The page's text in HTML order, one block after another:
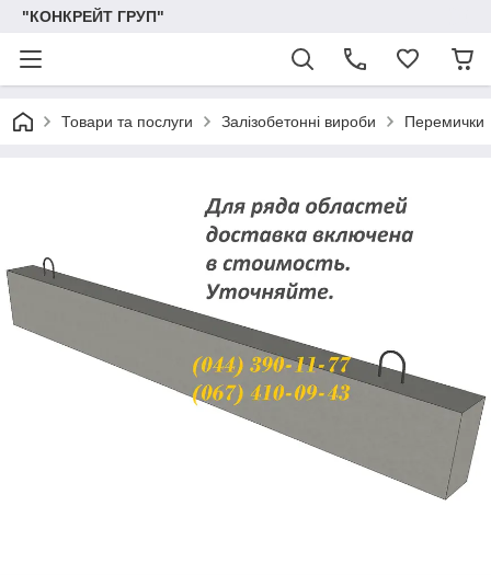
"КОНКРЕЙТ ГРУП"
Товари та послуги Залізобетонні вироби Перемички